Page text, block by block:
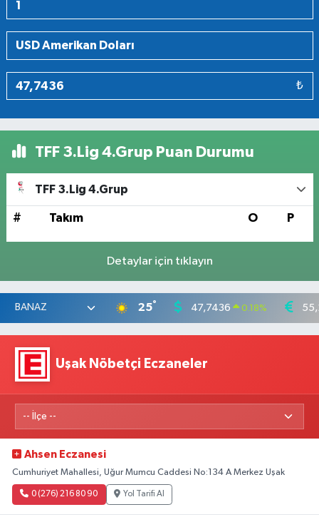
₺
TFF 3.Lig 4.Grup Puan Durumu
TFF 3.Lig 4.Grup
# Takım O P
Detaylar için tıklayın
25° 47,7436 0.18%
Uşak Nöbetçi Eczaneler
Ahsen Eczanesi
Cumhuriyet Mahallesi, Uğur Mumcu Caddesi No:134 A Merkez Uşak
0 (276) 216 80 90 Yol Tarifi Al